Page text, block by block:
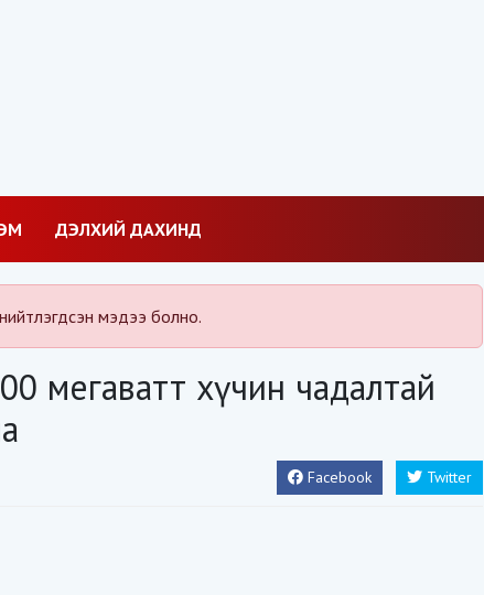
ДЭЛХИЙ ДАХИНД
мэдээ болно.
мегаватт хүчин чадалтай
Facebook Twitter